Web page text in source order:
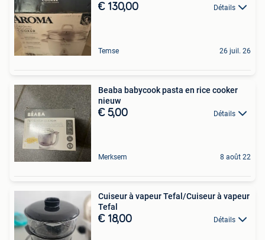
€ 130,00 Détails
Temse 26 juil. 26
Beaba babycook pasta en rice cooker
nieuw
€ 5,00 Détails
Merksem 8 août 22
Cuiseur à vapeur Tefal/Cuiseur à vapeur
Tefal
€ 18,00 Détails